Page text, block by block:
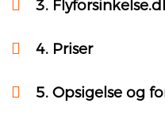
3.
4. Priser
5. Opsigelse og